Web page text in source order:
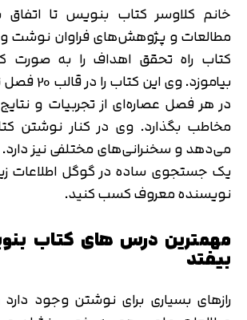
خانم کلاوسر کتاب بنویس تا
مطالعات و پژوهش‌های فراوان نوشت
کتاب راه تحقق اهداف را به صورت
بیاموزد.
در هر فصل عصاره‌ای از تجربیات و نتایج
مخاطب بگذارد. وی در کنار نوشتن
می‌دهد و سخنرانی‌های مختلفی نیز دارد.
یک جستجوی ساده در گوگل اطلاعات
نویسنده معروف کسب کنید.
مهمترین درس های کتاب
بیفتد
رازهای بسیاری برای نوشتن وجود